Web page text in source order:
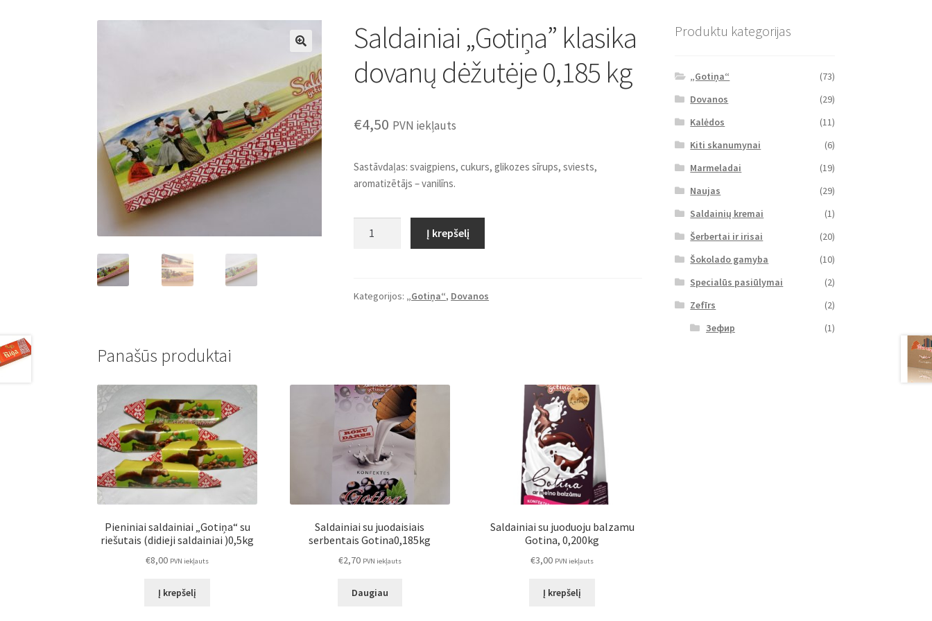
Saldainiai „Gotiņa” klasika
dovanų dėžutėje 0,185 kg
€4,50 PVN iekļauts
Sastāvdaļas: svaigpiens, cukurs, glikozes sīrups, sviests,
aromatizētājs – vanilīns.
klasika
Į krepšelį
Kategorijos: „Gotiņa“, Dovanos
Panašūs produktai
Pieniniai saldainiai „Gotiņa“ su
riešutais (didieji saldainiai )0,5kg
€8,00 PVN iekļauts
Į krepšelį
Saldainiai su juodaisiais
serbentais Gotina0,185kg
€2,70 PVN iekļauts
Daugiau
Saldainiai su juoduoju balzamu
Gotina, 0,200kg
€3,00 PVN iekļauts
Į krepšelį
Produktu kategorijas
„Gotiņa“
(73)
Dovanos
(29)
Kalėdos
(11)
Kiti skanumynai
(6)
Marmeladai
(19)
Naujas
(29)
Saldainių kremai
(1)
Šerbertai ir irisai
(20)
Šokolado gamyba
(10)
Specialūs pasiūlymai
(2)
Zefīrs
(2)
Зефир
(1)